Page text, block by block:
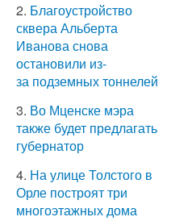
2. Благоустройство
сквера Альберта
Иванова снова
остановили из-
за подземных тоннелей
3. Во Мценске мэра
также будет предлагать
губернатор
4. На улице Толстого в
Орле построят три
многоэтажных дома